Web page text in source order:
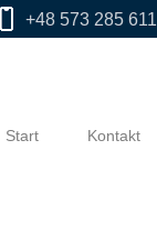
+48 573 285 611
Start Kontakt